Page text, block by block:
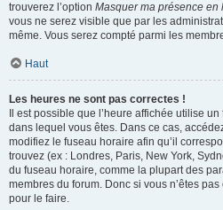
trouverez l’option Masquer ma présence en
vous ne serez visible que par les
même. Vous serez compté parmi les
Haut
Les heures ne sont pas correctes !
Il est possible que l’heure affichée utilise
dans lequel vous êtes. Dans ce cas,
modifiez le fuseau horaire afin qu’il
trouvez (ex : Londres, Paris, New York,
du fuseau horaire, comme la plupart des
membres du forum. Donc si vous n’êtes
pour le faire.